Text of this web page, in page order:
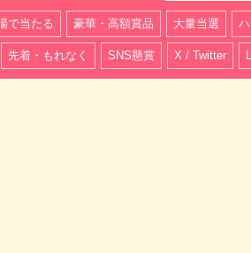
で当たる 豪華・高額賞品 大量当選
先着・もれなく SNS懸賞 X / Twitter